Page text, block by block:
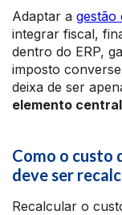
Adaptar a gestão
integrar fiscal,
dentro do ERP,
imposto
deixa de ser
elemento
Como o custo
deve ser
Recalcular o